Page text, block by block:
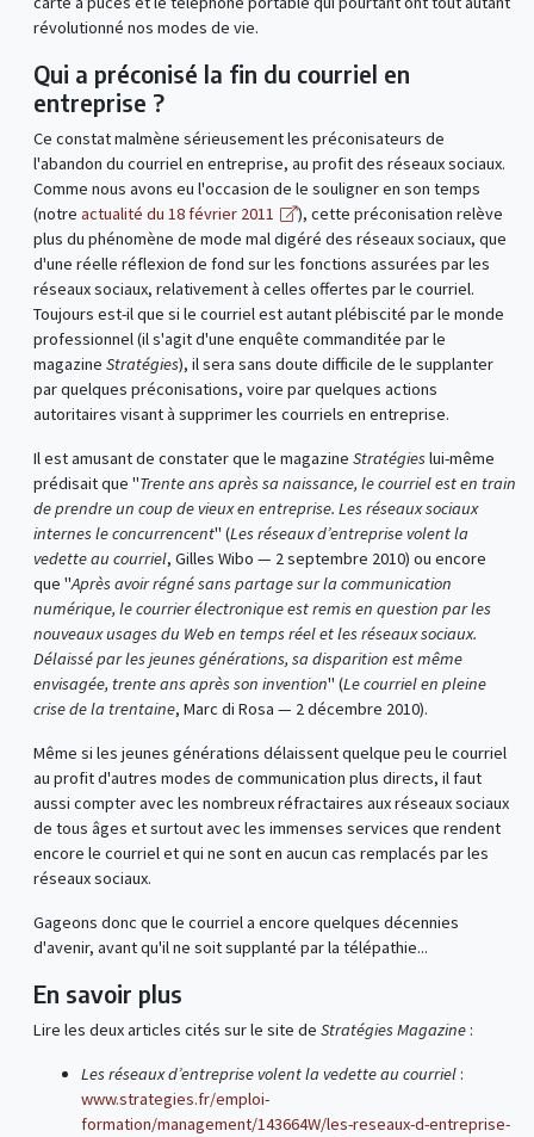
révolutionné nos modes de vie.
Qui a préconisé la fin du courriel en
entreprise ?
Ce constat malmène sérieusement les préconisateurs de
l'abandon du courriel en entreprise, au profit des réseaux sociaux.
Comme nous avons eu l'occasion de le souligner en son temps
(notre actualité du 18 février 2011
), cette préconisation relève
plus du phénomène de mode mal digéré des réseaux sociaux, que
d'une réelle réflexion de fond sur les fonctions assurées par les
réseaux sociaux, relativement à celles offertes par le courriel.
Toujours est-il que si le courriel est autant plébiscité par le monde
professionnel (il s'agit d'une enquête commanditée par le
magazine Stratégies), il sera sans doute difficile de le supplanter
par quelques préconisations, voire par quelques actions
autoritaires visant à supprimer les courriels en entreprise.
Il est amusant de constater que le magazine Stratégies lui-même
prédisait que "Trente ans après sa naissance, le courriel est en train
de prendre un coup de vieux en entreprise. Les réseaux sociaux
internes le concurrencent" (Les réseaux d’entreprise volent la
vedette au courriel, Gilles Wibo — 2 septembre 2010) ou encore
que "Après avoir régné sans partage sur la communication
numérique, le courrier électronique est remis en question par les
nouveaux usages du Web en temps réel et les réseaux sociaux.
Délaissé par les jeunes générations, sa disparition est même
envisagée, trente ans après son invention" (Le courriel en pleine
crise de la trentaine, Marc di Rosa — 2 décembre 2010).
Même si les jeunes générations délaissent quelque peu le courriel
au profit d'autres modes de communication plus directs, il faut
aussi compter avec les nombreux réfractaires aux réseaux sociaux
de tous âges et surtout avec les immenses services que rendent
encore le courriel et qui ne sont en aucun cas remplacés par les
réseaux sociaux.
Gageons donc que le courriel a encore quelques décennies
d'avenir, avant qu'il ne soit supplanté par la télépathie...
En savoir plus
Lire les deux articles cités sur le site de Stratégies Magazine:
Les réseaux d’entreprise volent la vedette au courriel:
www.strategies.fr/emploi-
formation/management/143664W/les-reseaux-d-entreprise-